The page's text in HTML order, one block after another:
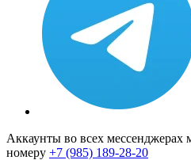
Аккаунты во всех
номеру +7 (985) 189-28-20